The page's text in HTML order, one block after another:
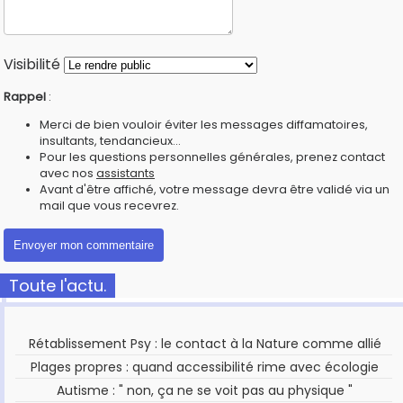
Visibilité
Rappel :
Merci de bien vouloir éviter les messages diffamatoires,
insultants, tendancieux...
Pour les questions personnelles générales, prenez contact
avec nos assistants
Avant d'être affiché, votre message devra être validé via un
mail que vous recevrez.
Toute l'actu.
Rétablissement Psy : le contact à la Nature comme allié
Plages propres : quand accessibilité rime avec écologie
Autisme : " non, ça ne se voit pas au physique "